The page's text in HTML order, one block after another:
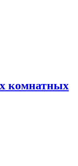
комнатных